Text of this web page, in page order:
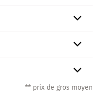
** prix de gros moyen